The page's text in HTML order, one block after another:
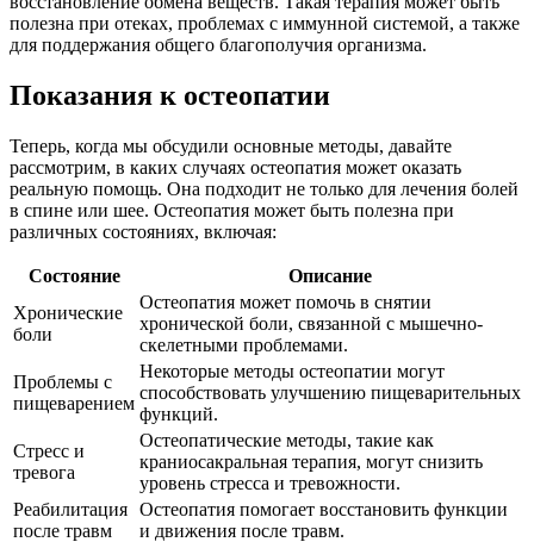
полезна при отеках, проблемах с иммунной системой, а также
для поддержания общего благополучия организма.
Показания к остеопатии
Теперь, когда мы обсудили основные методы, давайте
рассмотрим, в каких случаях остеопатия может оказать
реальную помощь. Она подходит не только для лечения болей
в спине или шее. Остеопатия может быть полезна при
различных состояниях, включая:
Состояние
Описание
Хронические
боли
Остеопатия может помочь в снятии
хронической боли, связанной с мышечно-
скелетными проблемами.
Проблемы с
пищеварением
Некоторые методы остеопатии могут
способствовать улучшению пищеварительных
функций.
Стресс и
тревога
Остеопатические методы, такие как
краниосакральная терапия, могут снизить
уровень стресса и тревожности.
Реабилитация
после травм
Остеопатия помогает восстановить функции
и движения после травм.